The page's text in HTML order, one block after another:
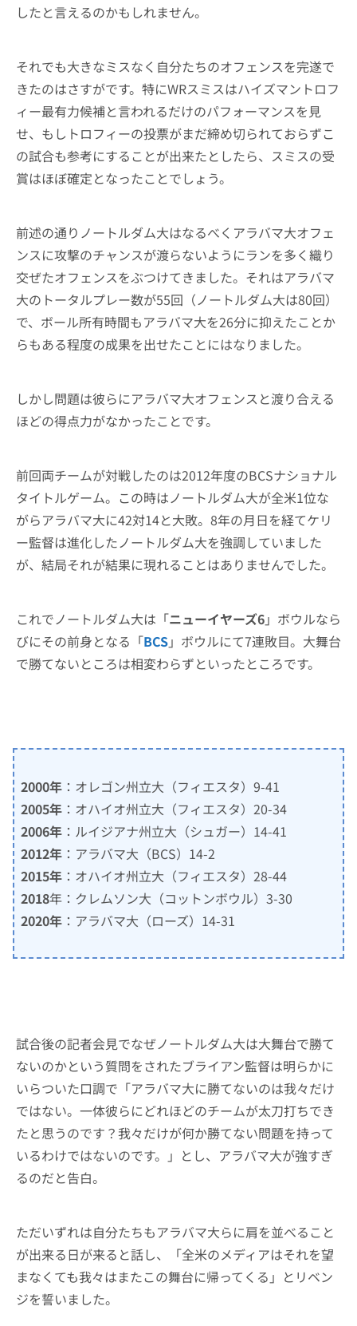
したと言えるのかもしれません。
それでも大きなミスなく自分たちのオフェンスを完遂で
きたのはさすがです。特にWRスミスはハイズマントロフ
ィー最有力候補と言われるだけのパフォーマンスを見
せ、もしトロフィーの投票がまだ締め切られておらずこ
の試合も参考にすることが出来たとしたら、スミスの受
賞はほぼ確定となったことでしょう。
前述の通りノートルダム大はなるべくアラバマ大オフェ
ンスに攻撃のチャンスが渡らないようにランを多く織り
交ぜたオフェンスをぶつけてきました。それはアラバマ
大のトータルプレー数が55回（ノートルダム大は80回）
で、ボール所有時間もアラバマ大を26分に抑えたことか
らもある程度の成果を出せたことにはなりました。
しかし問題は彼らにアラバマ大オフェンスと渡り合える
ほどの得点力がなかったことです。
前回両チームが対戦したのは2012年度のBCSナショナル
タイトルゲーム。この時はノートルダム大が全米1位な
がらアラバマ大に42対14と大敗。8年の月日を経てケリ
ー監督は進化したノートルダム大を強調していました
が、結局それが結果に現れることはありませんでした。
これでノートルダム大は「ニューイヤーズ6」ボウルなら
びにその前身となる「BCS」ボウルにて7連敗目。大舞台
で勝てないところは相変わらずといったところです。
2000年 ：オレゴン州立大（フィエスタ）9-41
2005年 ：オハイオ州立大（フィエスタ）20-34
2006年 ：ルイジアナ州立大（シュガー）14-41
2012年 ：アラバマ大（BCS）14-2
2015年 ：オハイオ州立大（フィエスタ）28-44
2018年：クレムソン大（コットンボウル）3-30
2020年 ：アラバマ大（ローズ）14-31
試合後の記者会見でなぜノートルダム大は大舞台で勝て
ないのかという質問をされたブライアン監督は明らかに
いらついた口調で「アラバマ大に勝てないのは我々だけ
ではない。一体彼らにどれほどのチームが太刀打ちでき
たと思うのです？我々だけが何か勝てない問題を持って
いるわけではないのです。」とし、アラバマ大が強すぎ
るのだと告白。
ただいずれは自分たちもアラバマ大らに肩を並べること
が出来る日が来ると話し、「全米のメディアはそれを望
まなくても我々はまたこの舞台に帰ってくる」とリベン
ジを誓いました。